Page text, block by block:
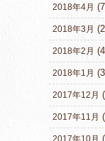
2018年4月
2018年3月
2018年2月
2018年1月
2017年12月
2017年11月
2017年10月